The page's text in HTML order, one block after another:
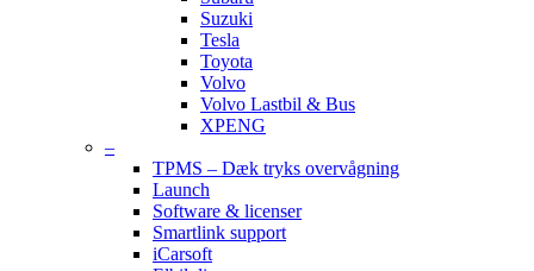
Suzuki
Tesla
Toyota
Volvo
Volvo Lastbil & Bus
XPENG
–
TPMS – Dæk tryks overvågning
Launch
Software & licenser
Smartlink support
iCarsoft